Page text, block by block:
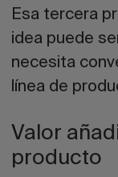
Esa tercera
idea puede
necesita
línea de
Valor
producto